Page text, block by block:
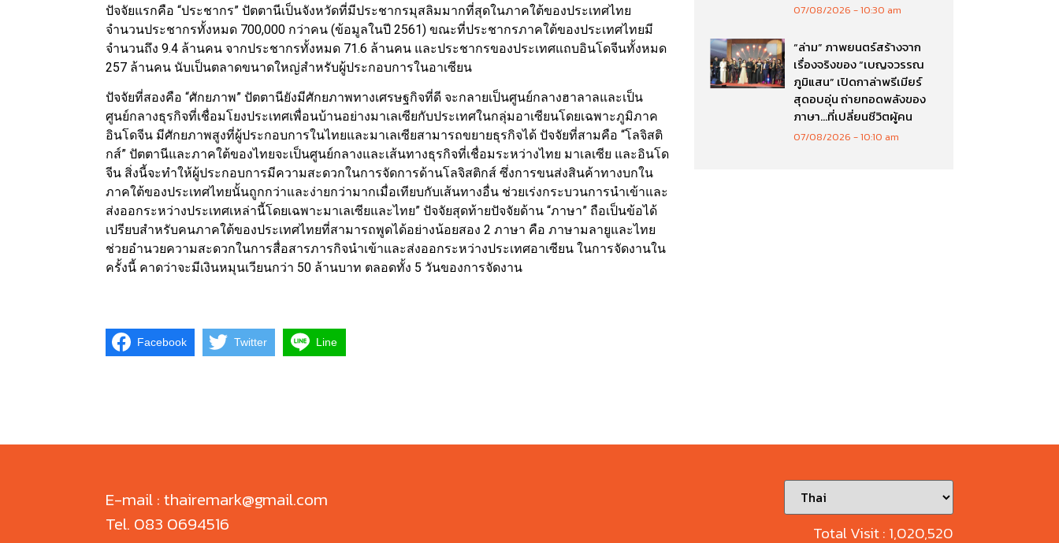
ปัจจัยแรกคือ “ประชากร” ปัตตานีเป็นจังหวัดที่มีประชากรมุสลิมมากที่สุดในภาคใต้ของประเทศไทย
จำนวนประชากรทั้งหมด 700,000 กว่าคน (ข้อมูลในปี 2561) ขณะที่ประชากรภาคใต้ของประเทศไทยมี
จำนวนถึง 9.4 ล้านคน จากประชากรทั้งหมด 71.6 ล้านคน และประชากรของประเทศแถบอินโดจีนทั้งหมด
257 ล้านคน นับเป็นตลาดขนาดใหญ่สำหรับผู้ประกอบการในอาเซียน
ปัจจัยที่สองคือ “ศักยภาพ” ปัตตานียังมีศักยภาพทางเศรษฐกิจที่ดี จะกลายเป็นศูนย์กลางฮาลาลและเป็น
ศูนย์กลางธุรกิจที่เชื่อมโยงประเทศเพื่อนบ้านอย่างมาเลเซียกับประเทศในกลุ่มอาเซียนโดยเฉพาะภูมิภาค
อินโดจีน มีศักยภาพสูงที่ผู้ประกอบการในไทยและมาเลเซียสามารถขยายธุรกิจได้ ปัจจัยที่สามคือ “โลจิสติ
กส์” ปัตตานีและภาคใต้ของไทยจะเป็นศูนย์กลางและเส้นทางธุรกิจที่เชื่อมระหว่างไทย มาเลเซีย และอินโด
จีน สิ่งนี้จะทำให้ผู้ประกอบการมีความสะดวกในการจัดการด้านโลจิสติกส์ ซึ่งการขนส่งสินค้าทางบกใน
ภาคใต้ของประเทศไทยนั้นถูกกว่าและง่ายกว่ามากเมื่อเทียบกับเส้นทางอื่น ช่วยเร่งกระบวนการนำเข้าและ
ส่งออกระหว่างประเทศเหล่านี้โดยเฉพาะมาเลเซียและไทย” ปัจจัยสุดท้ายปัจจัยด้าน “ภาษา” ถือเป็นข้อได้
เปรียบสำหรับคนภาคใต้ของประเทศไทยที่สามารถพูดได้อย่างน้อยสอง 2 ภาษา คือ ภาษามลายูและไทย
ช่วยอำนวยความสะดวกในการสื่อสารภารกิจนำเข้าและส่งออกระหว่างประเทศอาเซียน ในการจัดงานใน
ครั้งนี้ คาดว่าจะมีเงินหมุนเวียนกว่า 50 ล้านบาท ตลอดทั้ง 5 วันของการจัดงาน
Facebook Twitter Line
07/08/2026 10:30 am
“ล่าม” ภาพยนตร์สร้างจาก
เรื่องจริงของ “เบญจวรรณ
ภูมิแสน” เปิดกาล่าพรีเมียร์
สุดอบอุ่น ถ่ายทอดพลังของ
ภาษา…ที่เปลี่ยนชีวิตผู้คน
07/08/2026 10:10 am
E-mail : thairemark@gmail.com
Tel. 083 0694516
Total Visit : 1,020,520